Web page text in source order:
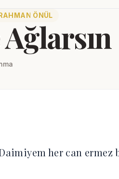
ÖNÜL
her can ermez